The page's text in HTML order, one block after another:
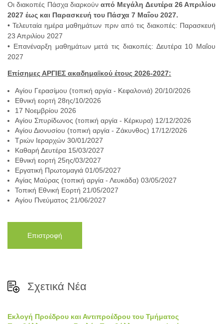
Οι διακοπές Πάσχα διαρκούν από Μεγάλη Δευτέρα 26 Απριλίου
2027 έως και Παρασκευή του Πάσχα 7 Μαΐου 2027.
• Τελευταία ημέρα μαθημάτων πριν από τις διακοπές: Παρασκευή
23 Απριλίου 2027
• Επανέναρξη μαθημάτων μετά τις διακοπές: Δευτέρα 10 Μαΐου
2027
Επίσημες ΑΡΓΙΕΣ ακαδημαϊκού έτους 2026-2027:
Αγίου Γερασίμου (τοπική αργία - Κεφαλονιά) 20/10/2026
Εθνική εορτή 28ης/10/2026
17 Νοεμβρίου 2026
Αγίου Σπυρίδωνος (τοπική αργία - Κέρκυρα) 12/12/2026
Αγίου Διονυσίου (τοπική αργία - Ζάκυνθος) 17/12/2026
Τριών Ιεραρχών 30/01/2027
Καθαρή Δευτέρα 15/03/2027
Εθνική εορτή 25ης/03/2027
Εργατική Πρωτομαγιά 01/05/2027
Αγίας Μαύρας (τοπική αργία - Λευκάδα) 03/05/2027
Τοπική Εθνική Εορτή 21/05/2027
Αγίου Πνεύματος 21/06/2027
Επιστροφή
Σχετικά Νέα
Εκλογή Προέδρου και Αντιπροέδρου του Τμήματος